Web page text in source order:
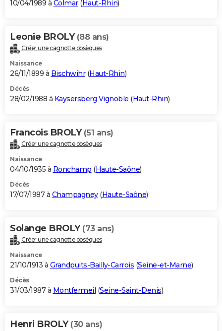
10/04/1989 à Colmar(Haut-Rhin)
Leonie BROLY (88 ans)
Créer une cagnotte obsèques
Naissance
26/11/1899 à Bischwihr(Haut-Rhin)
Décès
28/02/1988 à Kaysersberg Vignoble (Haut-Rhin)
Francois BROLY (51 ans)
Créer une cagnotte obsèques
Naissance
04/10/1935 à Ronchamp (Haute-Saône)
Décès
17/07/1987 à Champagney(Haute-Saône)
Solange BROLY (73 ans)
Créer une cagnotte obsèques
Naissance
21/10/1913 à Grandpuits-Bailly-Carrois (Seine-et-Marne)
Décès
31/03/1987 à Montfermeil (Seine-Saint-Denis)
Henri BROLY (30 ans)